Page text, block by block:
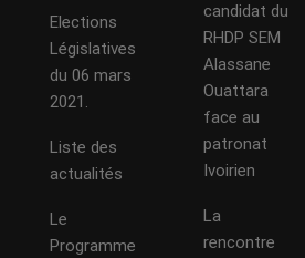
Elections
Législatives
du 06 mars
2021.
Liste des
actualités
Le
Programme
candidat du
RHDP SEM
Alassane
Ouattara
face au
patronat
Ivoirien
La
rencontre